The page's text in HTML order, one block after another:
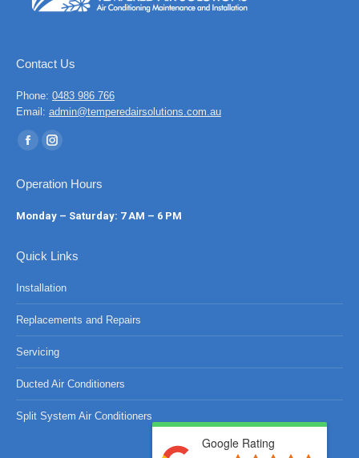
Contact Us
Phone: 0483 986 766
Email: admin@temperedairsolutions.com.au
Find us on:
Facebook
opens
in
window
Instagram
opens
in
window
Operation Hours
Monday – Saturday: 7 AM – 6 PM
Quick Links
Installation
Replacements and Repairs
Servicing
Ducted Air Conditioners
Split System Air Conditioners
Google Rating